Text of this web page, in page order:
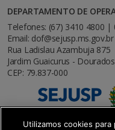
DEPARTAMENTO DE
Telefones: (67) 3410 4800 |
Email: dof@sejusp.ms.gov.br
Rua Ladislau Azambuja 875
Jardim Guaicurus -
CEP: 79.837-000
Utilizamos cookies